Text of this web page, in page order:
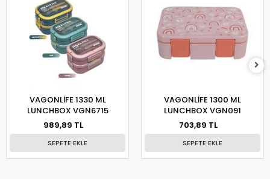
VAGONLİFE 1330 ML
LUNCHBOX VGN6715
989,89 TL
SEPETE EKLE
VAGONLİFE 1300 ML
LUNCHBOX VGN091
703,89 TL
SEPETE EKLE